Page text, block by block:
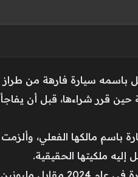
سيارة فارهة من طراز
حين قرر شراءها، قبل أن
ملكيتها الحقيقية.